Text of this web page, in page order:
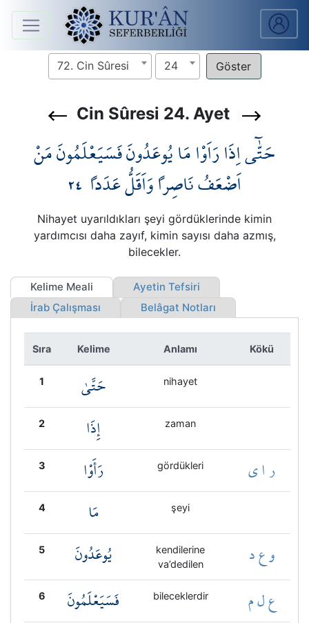
Anasayfa
Ders
Notları
Seferberliği
Kökler
Üyelik
72. Cin Sûresi 24
Cin Sûresi 24. Ayet
حَتّٰٓى اِذَا رَاَوْا مَا يُوعَدُونَ فَسَيَعْلَمُونَ مَنْ
اَضْعَفُ نَاصِراً وَاَقَلُّ عَدَداً ٢٤
Nihayet uyarıldıkları şeyi gördüklerinde kimin
yardımcısı daha zayıf, kimin sayısı daha azmış,
bilecekler.
Kelime Meali
Ayetin Tefsiri
İrab Çalışması
Belâgat Notları
Sıra Kelime Anlamı Kökü
1 حَتَّىٰ nihayet
2 إِذَا zaman
3 رَأَوْا gördükleri ر ا ي
4 مَا şeyi
5 يُوعَدُونَ
kendilerine
va’dedilen
و ع د
6 فَسَيَعْلَمُونَ bileceklerdir ع ل م